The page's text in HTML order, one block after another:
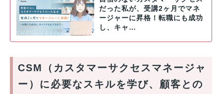
だった私が、受講2ヶ月でマネ
ージャーに昇格！転職にも成功
し、キャ…
CSM（カスタマーサクセスマネージャ
ー）に必要なスキルを学び、顧客との